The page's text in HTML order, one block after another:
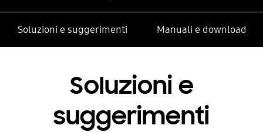
Soluzioni e suggerimenti Manuali e download
Soluzioni e
suggerimenti